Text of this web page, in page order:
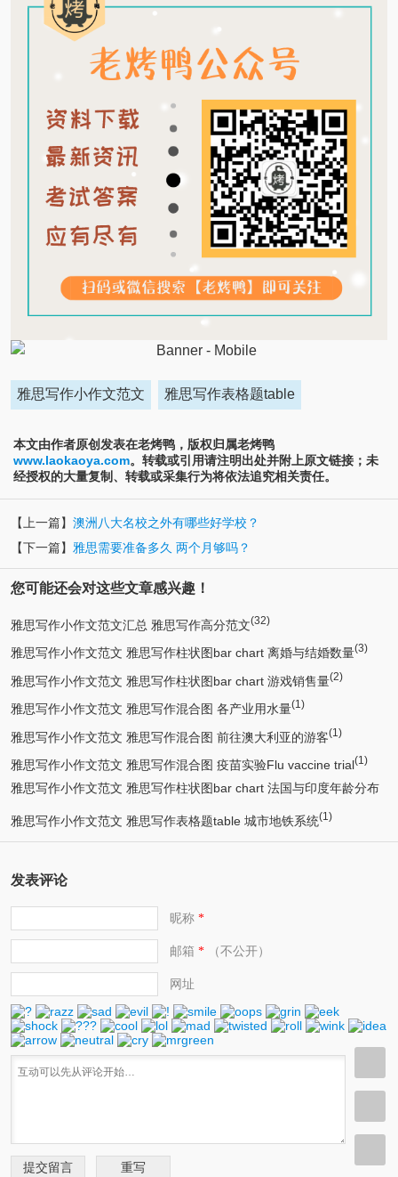
雅思写作小作文范文 雅思写作表格题table
本文由作者原创发表在老烤鸭，版权归属老烤鸭
www.laokaoya.com。转载或引用请注明出处并附上原文链接；未
经授权的大量复制、转载或采集行为将依法追究相关责任。
【上一篇】 澳洲八大名校之外有哪些好学校？
【下一篇】 雅思需要准备多久 两个月够吗？
您可能还会对这些文章感兴趣！
雅思写作小作文范文汇总 雅思写作高分范文(32)
雅思写作小作文范文 雅思写作柱状图bar chart 离婚与结婚数量(3)
雅思写作小作文范文 雅思写作柱状图bar chart 游戏销售量(2)
雅思写作小作文范文 雅思写作混合图 各产业用水量(1)
雅思写作小作文范文 雅思写作混合图 前往澳大利亚的游客(1)
雅思写作小作文范文 雅思写作混合图 疫苗实验Flu vaccine trial(1)
雅思写作小作文范文 雅思写作柱状图bar chart 法国与印度年龄分布
(1)
雅思写作小作文范文 雅思写作表格题table 城市地铁系统(1)
发表评论
昵称*
邮箱 *（不公开）
网址